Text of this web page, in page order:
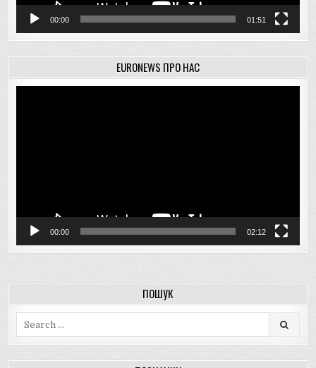
00:00 01:51
EURONEWS ПРО НАС
00:00 02:12
ПОШУК